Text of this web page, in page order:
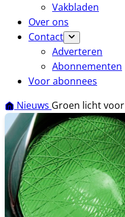
Vakbladen
Over ons
Contact
Adverteren
Abonnementen
Voor abonnees
Nieuws Groen licht